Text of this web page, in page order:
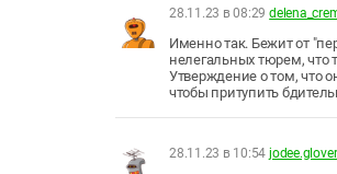
28.11.23 в 08:29
Именно так. Бежит от
нелегальных тюрем,
Утверждение о том, что
чтобы притупить
28.11.23 в 10:54 jodee.glover